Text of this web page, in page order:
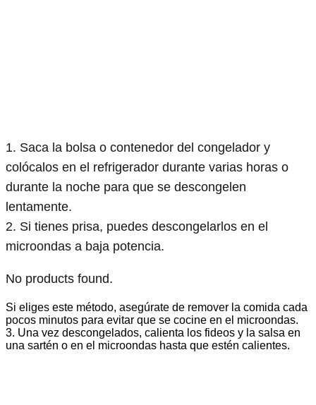
1. Saca la bolsa o contenedor del congelador y
colócalos en el refrigerador durante varias horas o
durante la noche para que se descongelen
lentamente.
2. Si tienes prisa, puedes descongelarlos en el
microondas a baja potencia.
No products found.
Si eliges este método, asegúrate de remover la comida cada
pocos minutos para evitar que se cocine en el microondas.
3. Una vez descongelados, calienta los fideos y la salsa en
una sartén o en el microondas hasta que estén calientes.